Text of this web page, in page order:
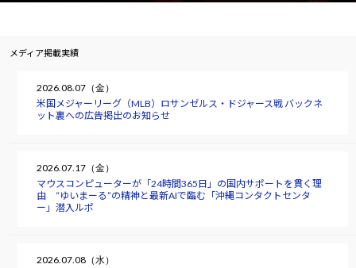
メディア掲載実績
2026.08.07（金）
米国メジャーリーグ（MLB）ロサンゼルス・ドジャース戦 バックネ
ット裏への広告掲出のお知らせ
2026.07.17（金）
マウスコンピューターが「24時間365日」の国内サポートを貫く理
由 “ゆいまーる”の精神と最新AIで臨む「沖縄コンタクトセンタ
ー」潜入ルポ
2026.07.08（水）